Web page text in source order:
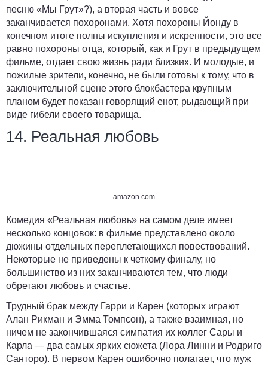
песню «Мы Грут»?), а вторая часть и вовсе
заканчивается похоронами. Хотя похороны Йонду в
конечном итоге полны искупления и искренности, это все
равно похороны отца, который, как и Грут в предыдущем
фильме, отдает свою жизнь ради близких. И молодые, и
пожилые зрители, конечно, не были готовы к тому, что в
заключительной сцене этого блокбастера крупным
планом будет показан говорящий енот, рыдающий при
виде гибели своего товарища.
14. Реальная любовь
amazon.com
Комедия «Реальная любовь» на самом деле имеет
несколько концовок: в фильме представлено около
дюжины отдельных переплетающихся повествований.
Некоторые не приведены к четкому финалу, но
большинство из них заканчиваются тем, что люди
обретают любовь и счастье.
Трудный брак между Гарри и Карен (которых играют
Алан Рикман и Эмма Томпсон), а также взаимная, но
ничем не закончившаяся симпатия их коллег Сары и
Карла — два самых ярких сюжета (Лора Линни и Родриго
Санторо). В первом Карен ошибочно полагает, что муж